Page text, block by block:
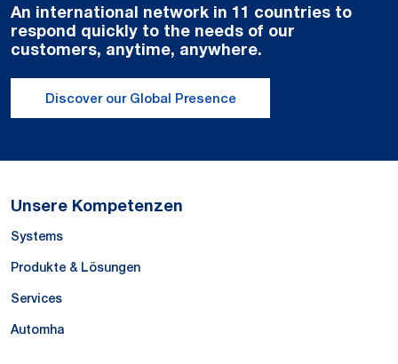
An international network in 11 countries to
respond quickly to the needs of our
customers, anytime, anywhere.
Discover our Global Presence
Unsere Kompetenzen
Systems
Produkte & Lösungen
Services
Automha